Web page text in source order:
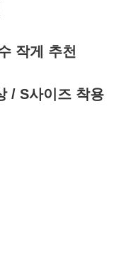
작게 추천
/ S사이즈 착용